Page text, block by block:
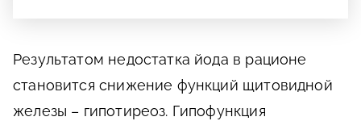
Результатом недостатка йода в рационе
становится снижение функций щитовидной
железы – гипотиреоз. Гипофункция